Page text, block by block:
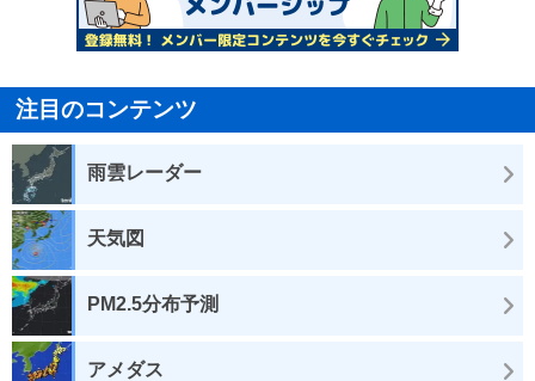
注目のコンテンツ
雨雲レーダー
天気図
PM2.5分布予測
アメダス